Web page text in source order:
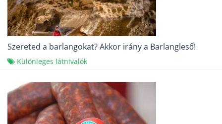
Szereted a barlangokat? Akkor irány a Barlangleső!
Különleges látnivalók